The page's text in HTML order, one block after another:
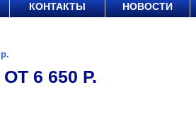
КОНТАКТЫ НОВОСТИ
6 650 Р.